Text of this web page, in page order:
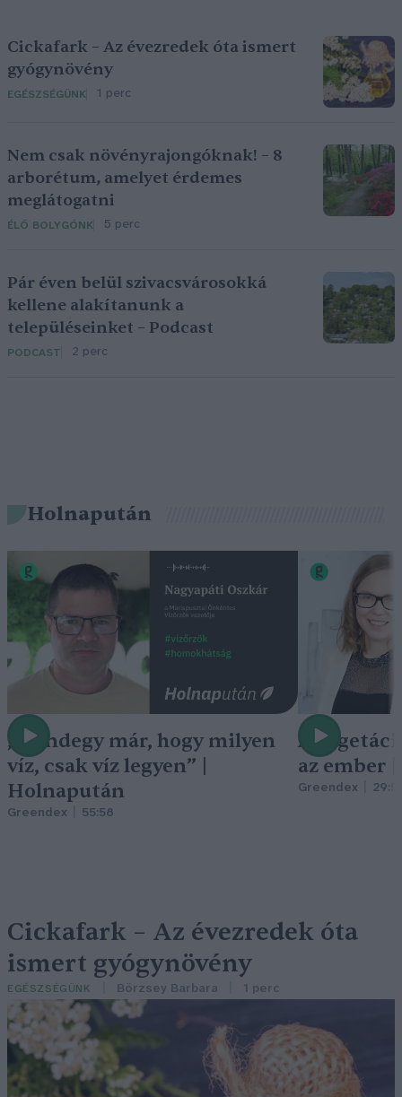
Cickafark – Az évezredek óta ismert
gyógynövény
EGÉSZSÉGÜNK 1 perc
Nem csak növényrajongóknak! – 8
arborétum, amelyet érdemes
meglátogatni
ÉLŐ BOLYGÓNK 5 perc
Pár éven belül szivacsvárosokká
kellene alakítanunk a
településeinket – Podcast
PODCAST 2 perc
Holnapután
„Mindegy már, hogy milyen
víz, csak víz legyen” |
Holnapután
Greendex 55:58
A
az ember
Greendex
Cickafark – Az évezredek óta
ismert gyógynövény
EGÉSZSÉGÜNK Börzsey Barbara 1 perc